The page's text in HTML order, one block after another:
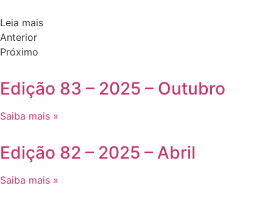
Leia mais
Anterior
Próximo
Edição 83 – 2025 – Outubro
Saiba mais »
Edição 82 – 2025 – Abril
Saiba mais »